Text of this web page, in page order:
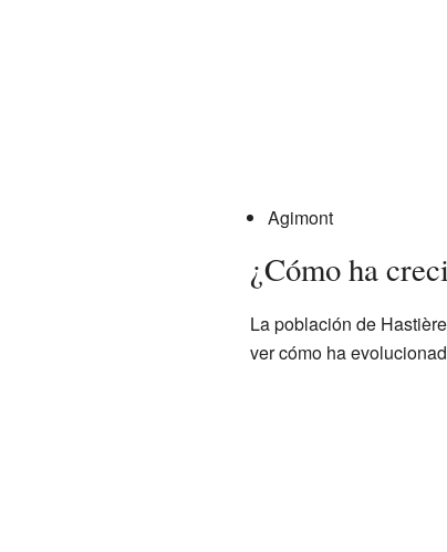
Agimont
¿Cómo ha
La población de
ver cómo ha